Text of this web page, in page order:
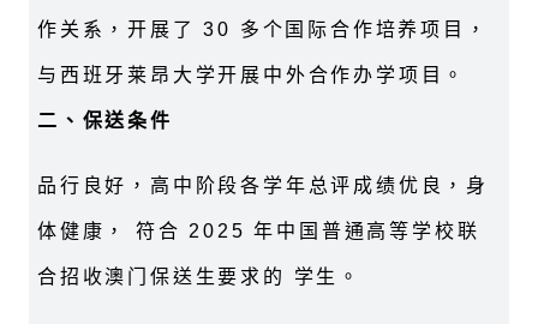
作关系，开展了 30 多个国际合作培养项目，
与西班牙莱昂大学开展中外合作办学项目。
二、保送条件
品行良好，高中阶段各学年总评成绩优良，身
体健康， 符合 2025 年中国普通高等学校联
合招收澳门保送生要求的 学生。